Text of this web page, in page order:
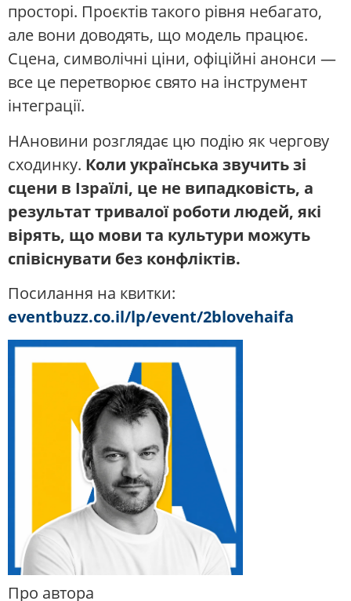
просторі. Проєктів такого рівня небагато,
але вони доводять, що модель працює.
Сцена, символічні ціни, офіційні анонси —
все це перетворює свято на інструмент
інтеграції.
НАновини розглядає цю подію як чергову
сходинку. Коли українська звучить зі
сцени в Ізраїлі, це не випадковість, а
результат тривалої роботи людей, які
вірять, що мови та культури можуть
співіснувати без конфліктів.
Посилання на квитки:
eventbuzz.co.il/lp/event/2blovehaifa
Про автора